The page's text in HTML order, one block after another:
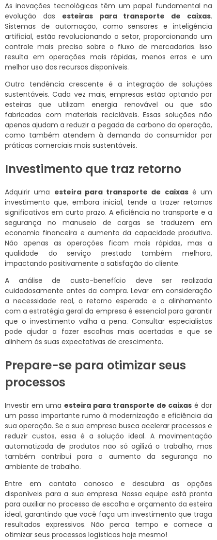
As inovações tecnológicas têm um papel fundamental na
evolução das esteiras para transporte de caixas.
Sistemas de automação, como sensores e inteligência
artificial, estão revolucionando o setor, proporcionando um
controle mais preciso sobre o fluxo de mercadorias. Isso
resulta em operações mais rápidas, menos erros e um
melhor uso dos recursos disponíveis.
Outra tendência crescente é a integração de soluções
sustentáveis. Cada vez mais, empresas estão optando por
esteiras que utilizam energia renovável ou que são
fabricadas com materiais recicláveis. Essas soluções não
apenas ajudam a reduzir a pegada de carbono da operação,
como também atendem à demanda do consumidor por
práticas comerciais mais sustentáveis.
Investimento que traz retorno
Adquirir uma esteira para transporte de caixasé um
investimento que, embora inicial, tende a trazer retornos
significativos em curto prazo. A eficiência no transporte e a
segurança no manuseio de cargas se traduzem em
economia financeira e aumento da capacidade produtiva.
Não apenas as operações ficam mais rápidas, mas a
qualidade do serviço prestado também melhora,
impactando positivamente a satisfação do cliente.
A análise de custo-benefício deve ser realizada
cuidadosamente antes da compra. Levar em consideração
a necessidade real, o retorno esperado e o alinhamento
com a estratégia geral da empresa é essencial para garantir
que o investimento valha a pena. Consultar especialistas
pode ajudar a fazer escolhas mais acertadas e que se
alinhem às suas expectativas de crescimento.
Prepare-se para otimizar seus
processos
Investir em uma esteira para transporte de caixas é dar
um passo importante rumo à modernização e eficiência da
sua operação. Se a sua empresa busca acelerar processos e
reduzir custos, essa é a solução ideal. A movimentação
automatizada de produtos não só agilizá o trabalho, mas
também contribui para o aumento da segurança no
ambiente de trabalho.
Entre em contato conosco e descubra as opções
disponíveis para a sua empresa. Nossa equipe está pronta
para auxiliar no processo de escolha e orçamento da esteira
ideal, garantindo que você faça um investimento que traga
resultados expressivos. Não perca tempo e comece a
otimizar seus processos logísticos hoje mesmo!